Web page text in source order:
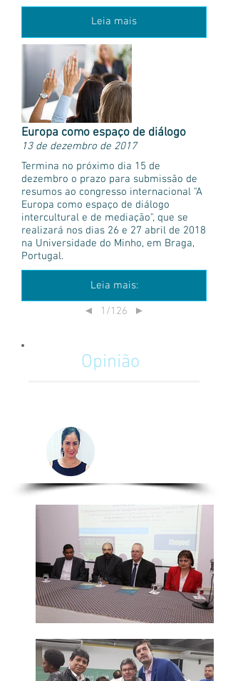
Leia mais
Europa como espaço de diálogo
13 de dezembro de 2017
Termina no próximo dia 15 de
dezembro o prazo para submissão de
resumos ao congresso internacional "A
Europa como espaço de diálogo
intercultural e de mediação", que se
realizará nos dias 26 e 27 abril de 2018
na Universidade do Minho, em Braga,
Portugal.
Leia mais:
◄ 1/126 ►
Opinião